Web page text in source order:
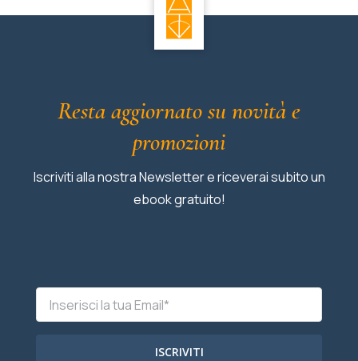
Resta aggiornato su novità e
promozioni
Iscriviti alla nostra Newsletter e riceverai subito un
ebook gratuito!
ISCRIVITI